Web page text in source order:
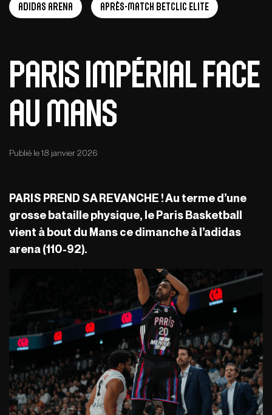
adidas arena Après-Match Betclic ELITE
Paris impérial face
au Mans
Publié le 18 janvier 2026
PARIS PREND SA REVANCHE ! Au terme d’une
grosse bataille physique, le Paris Basketball
vient à bout du Mans ce dimanche à l’adidas
arena (110-92).